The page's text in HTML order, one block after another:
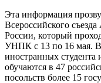
Эта информация
Всероссийского
России, который
УНПК с 13 по 16 мая.
иностранных студента
обучаются в 47
посольств более 15